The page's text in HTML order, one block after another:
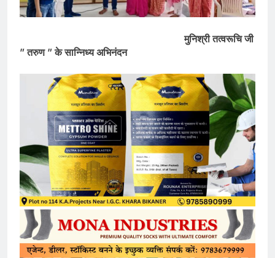
मुनिश्री तत्वरूचि जी
” तरुण ” के सान्निध्य अभिनंदन